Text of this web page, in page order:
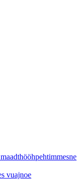
vuajnoe